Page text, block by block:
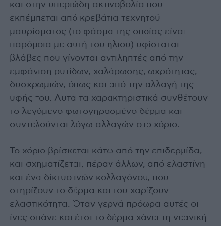
και στην υπεριώδη ακτινοβολία που
εκπέμπεται από κρεβάτια τεχνητού
μαυρίσματος (το φάσμα της οποίας είναι
παρόμοια με αυτή του ήλιου) υφίσταται
βλάβες που γίνονται αντιληπτές από την
εμφάνιση ρυτίδων, χαλάρωσης, ωχρότητας,
δυσχρωμιών, όπως και από την αλλαγή της
υφής του. Αυτά τα χαρακτηριστικά συνθέτουν
το λεγόμενο φωτογηρασμένο δέρμα και
συντελούνται λόγω αλλαγών στο χόριο.
Το χόριο βρίσκεται κάτω από την επιδερμίδα,
και σχηματίζεται, πέραν άλλων, από ελαστίνη
και ένα δίκτυο ινών κολλαγόνου, που
στηρίζουν το δέρμα και του χαρίζουν
ελαστικότητα. Όταν γερνά πρόωρα αυτές οι
ίνες σπάνε και έτσι το δέρμα χάνει τη νεανική